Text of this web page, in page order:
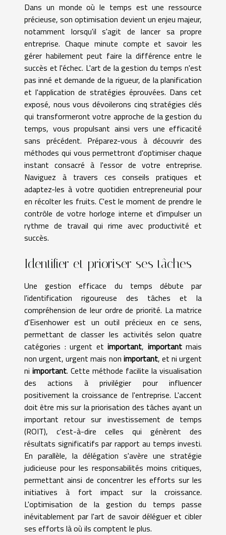
Dans un monde où le temps est une ressource
précieuse, son optimisation devient un enjeu majeur,
notamment lorsqu'il s'agit de lancer sa propre
entreprise. Chaque minute compte et savoir les
gérer habilement peut faire la différence entre le
succès et l'échec. L'art de la gestion du temps n'est
pas inné et demande de la rigueur, de la planification
et l'application de stratégies éprouvées. Dans cet
exposé, nous vous dévoilerons cinq stratégies clés
qui transformeront votre approche de la gestion du
temps, vous propulsant ainsi vers une efficacité
sans précédent. Préparez-vous à découvrir des
méthodes qui vous permettront d'optimiser chaque
instant consacré à l'essor de votre entreprise.
Naviguez à travers ces conseils pratiques et
adaptez-les à votre quotidien entrepreneurial pour
en récolter les fruits. C'est le moment de prendre le
contrôle de votre horloge interne et d'impulser un
rythme de travail qui rime avec productivité et
succès.
Identifier et prioriser ses tâches
Une gestion efficace du temps débute par
l'identification rigoureuse des tâches et la
compréhension de leur ordre de priorité. La matrice
d'Eisenhower est un outil précieux en ce sens,
permettant de classer les activités selon quatre
catégories : urgent et important, importantmais
non urgent, urgent mais non important, et ni urgent
ni important. Cette méthode facilite la visualisation
des actions à privilégier pour influencer
positivement la croissance de l'entreprise. L'accent
doit être mis sur la priorisation des tâches ayant un
important retour sur investissement de temps
(ROIT), c'est-à-dire celles qui génèrent des
résultats significatifs par rapport au temps investi.
En parallèle, la délégation s'avère une stratégie
judicieuse pour les responsabilités moins critiques,
permettant ainsi de concentrer les efforts sur les
initiatives à fort impact sur la croissance.
L'optimisation de la gestion du temps passe
inévitablement par l'art de savoir déléguer et cibler
ses efforts là où ils comptent le plus.